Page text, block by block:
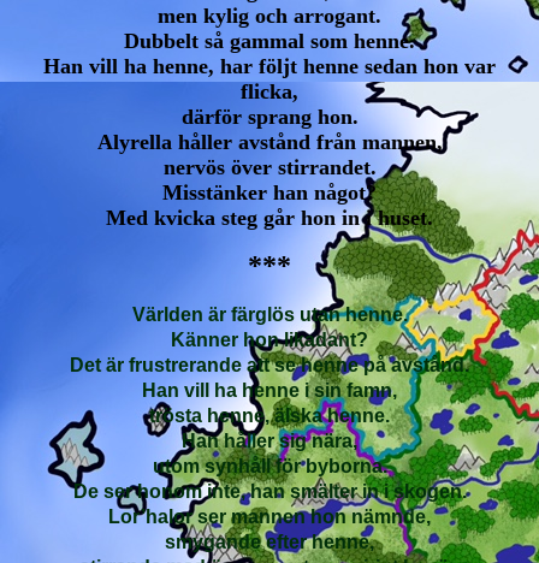
men kylig och arrogant.
Dubbelt så gammal som henne.
Han vill ha henne, har följt henne sedan hon var
flicka,
därför sprang hon.
Alyrella håller avstånd från mannen,
nervös över stirrandet.
Misstänker han något?
Med kvicka steg går hon in i huset.
***
Världen är färglös utan henne.
Känner hon likadant?
Det är frustrerande att se henne på avstånd.
Han vill ha henne i sin famn,
trösta henne, älska henne.
Han håller sig nära,
utom synhåll för byborna.
De ser honom inte, han smälter in i skogen.
Lor’halor ser mannen hon nämnde,
smygande efter henne,